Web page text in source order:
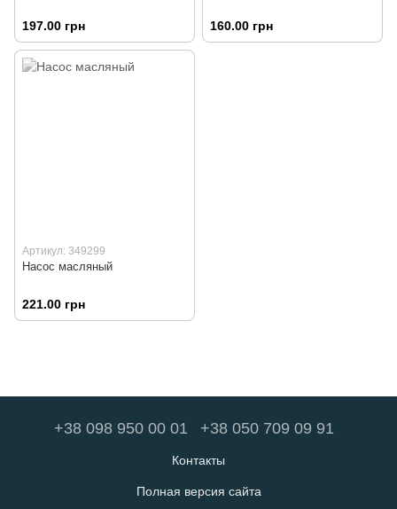
197.00 грн 160.00 грн
Артикул: 349299
Насос масляный
221.00 грн
+38 098 950 00 01 +38 050 709 09 91
Контакты
Полная версия сайта